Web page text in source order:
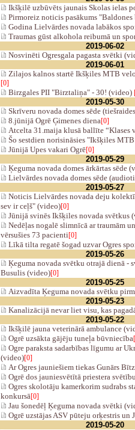
Ikšķilē uzbūvēts jaunais Skolas ielas
Pirmoreiz noticis pasākums
Godina Lielvārdes novada labākos
Traumas gūst alkohola reibumā un
2019-06-02
Nosvinēti Ogresgala pagasta svētki
2019-06-01
Zilajos kalnos startē Ikšķiles MTB
[0]
Birzgales PII "Birztaliņa" - 30! (video)
2019-05-30
Skrīveru novada domes sēde
8.jūnijā Ogrē Ģimenes diena[0]
Atcelta 31.maija klusā ballīte “Klases
Šo sestdien norisināsies "Ikšķiles
Jūnijā Upes vakari Ogrē[0]
2019-05-29
Ķeguma novada domes ārkārtas sēde
Lielvārdes novada domes sēde
2019-05-27
Noticis Lielvārdes novada deju
sev ir ceļš" (video)[0]
Jūnijā svinēs Ikšķiles novada svētkus
Nedēļas nogalē slimnīcā ar traumām
vērsušies 73 pacienti[0]
Līkā tilta regatē šogad uzvar Ogres
2019-05-26
Ķeguma novada svētku otrajā dienā -
Busulis (video)[0]
2019-05-25
Aizvadīta Ķeguma novada svētku
2019-05-23
Kanalizācijā nevar liet visu, kas
2019-05-22
Ikšķilē jauna veterinārā ambulance
Ogrē uzsākta gājēju tuneļa būvniecība
Ogre paraksta sadarbības līgumu ar
(video)[0]
Ar Ogres jauniešiem tiekas Gunārs Bītz
Ogrē dos jauniesvētītā priestera
Ogres skolotāju kamerkorim sudrabs
konkursā[0]
Jau šonedēļ Ķeguma novada svētki
Ogrē uzstājas ASV pūteju orķestris un
2019-05-20